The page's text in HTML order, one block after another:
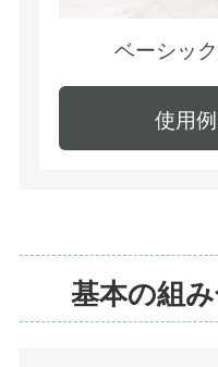
ベーシッ
使用
基本の組